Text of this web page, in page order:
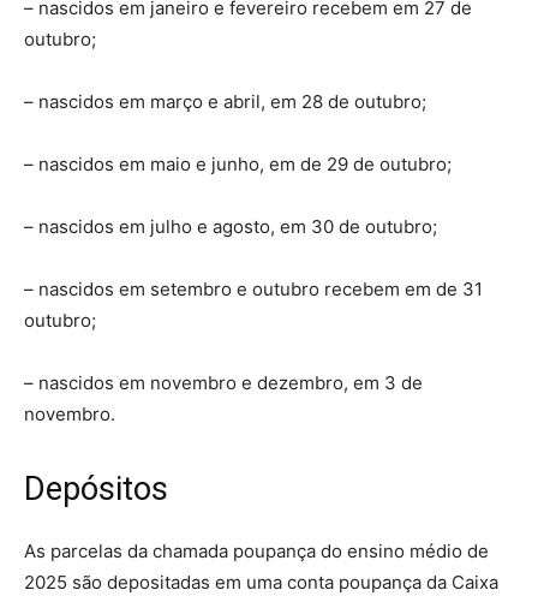
– nascidos em janeiro e fevereiro recebem em 27 de
outubro;
– nascidos em março e abril, em 28 de outubro;
– nascidos em maio e junho, em de 29 de outubro;
– nascidos em julho e agosto, em 30 de outubro;
– nascidos em setembro e outubro recebem em de 31
outubro;
– nascidos em novembro e dezembro, em 3 de
novembro.
Depósitos
As parcelas da chamada poupança do ensino médio de
2025 são depositadas em uma conta poupança da Caixa